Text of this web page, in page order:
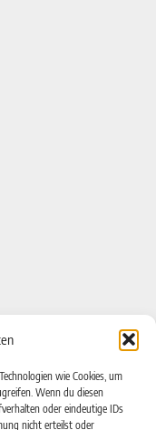
wie Cookies, um
Wenn du diesen
oder eindeutige IDs
nicht erteilst oder